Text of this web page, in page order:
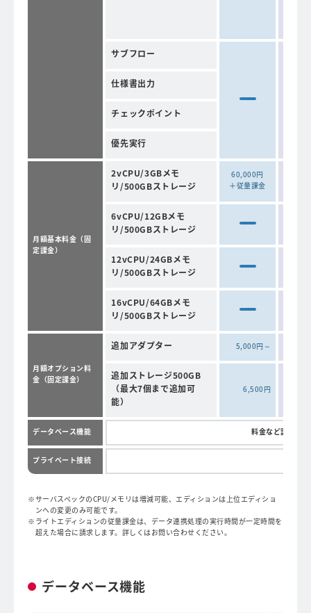
サブフロー
仕様書出力
チェックポイント
優先実行
月額基本料金（固
定課金）
2vCPU/3GBメモ
リ/500GBストレージ
60,000円
＋従量課金
6vCPU/12GBメモ
リ/500GBストレージ
12vCPU/24GBメモ
リ/500GBストレージ
16vCPU/64GBメモ
リ/500GBストレージ
月額オプション料
金（固定課金）
追加アダプター 5,000円～
追加ストレージ500GB
（最大7個まで追加可
能）
6,500円
データベース機能 料金など詳細は
プライベート接続
サーバスペックのCPU/メモリは増減可能、エディションは上位エディショ
ンへの変更のみ可能です。
ライトエディションの従量課金は、データ連携処理の実行時間が一定時間を
超えた場合に請求します。詳しくはお問い合わせください。
データベース機能